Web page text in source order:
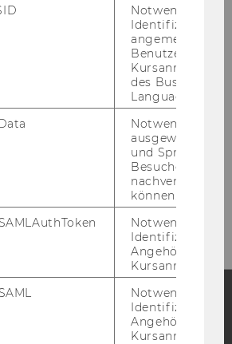
Bibliothekszentrum - Ebene
Blog
Notwendig zur
Identifizierung
angemeldeten
Benutzers im
des Business
Language
Notwendig um
ausgewählte
und
Besuchers
nachverfolgen
können.
Notwendig zur
Identifizierung
Angehörige/r für
Kursanmeldung.
Notwendig zur
Identifizierung
Angehörige/r für
Kursanmeldung.